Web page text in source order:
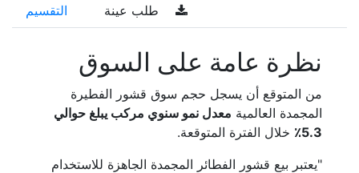
التقسيم
نظرة عامة على السوق
من المتوقع أن يسجل حجم سوق قشور الفطيرة
المجمدة العالمية معدل نمو سنوي مركب يبلغ حوالي
5.3٪
خلال الفترة المتوقعة.
"يعتبر بيع قشور الفطائر المجمدة الجاهزة للاستخدام